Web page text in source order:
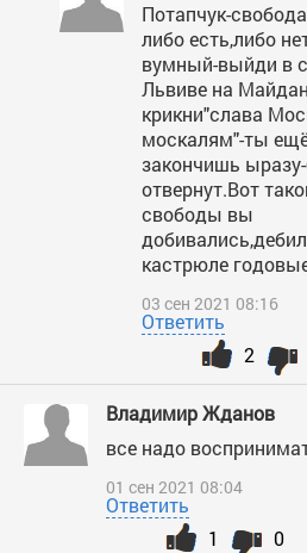
Потапчук-
либо есть,либо
вумный-выйди в
Львиве на
крикни"слава
москалям"-ты
закончишь
отвернут.Вот
свободы вы
кастрюле
03 сен 2021 08:16
Ответить
2
Владимир Жданов
все надо
01 сен 2021 08:04
Ответить
0
1